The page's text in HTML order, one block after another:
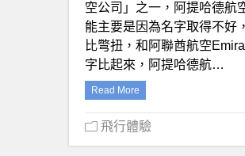
空公司」之一，阿提哈德航
能主要是因為名字取得不好
比彆扭，和阿聯酋航空
字比起來，阿提哈德航…
Read More
飛行體驗